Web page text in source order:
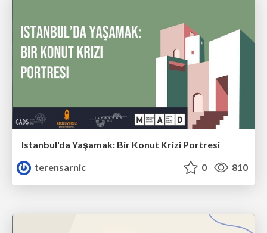
Istanbul'da Yaşamak: Bir Konut Krizi Portresi
terensarnic
0 810